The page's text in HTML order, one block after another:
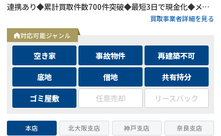
連携あり◆累計買取件数700件突破◆最短3日で現金化◆メー
買取事業者詳細を見る
対応可能ジャンル
空き家 事故物件
再建築不可
底地
借地
共有持分
ゴミ屋敷
任意売却 リースバック
本店 北大阪支店 神戸支店
奈良支店